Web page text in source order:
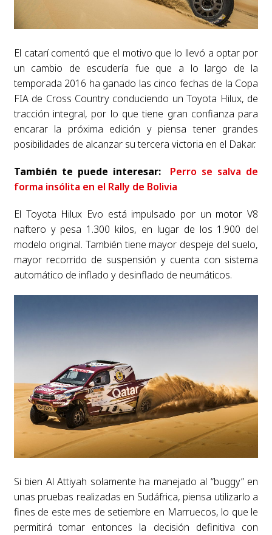
El catarí comentó que el motivo que lo llevó a optar por
un cambio de escudería fue que a lo largo de la
temporada 2016 ha ganado las cinco fechas de la Copa
FIA de Cross Country conduciendo un Toyota Hilux, de
tracción integral, por lo que tiene gran confianza para
encarar la próxima edición y piensa tener grandes
posibilidades de alcanzar su tercera victoria en el Dakar.
También te puede interesar: Perro se salva de
forma insólita en el Rally de Bolivia
El Toyota Hilux Evo está impulsado por un motor V8
naftero y pesa 1.300 kilos, en lugar de los 1.900 del
modelo original. También tiene mayor despeje del suelo,
mayor recorrido de suspensión y cuenta con sistema
automático de inflado y desinflado de neumáticos.
Si bien Al Attiyah solamente ha manejado al “buggy” en
unas pruebas realizadas en Sudáfrica, piensa utilizarlo a
fines de este mes de setiembre en Marruecos, lo que le
permitirá tomar entonces la decisión definitiva con